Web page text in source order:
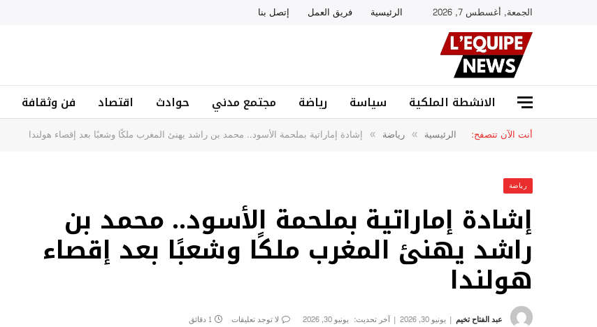
الجمعة, أغسطس 7, 2026 الرئيسية فريق العمل إتصل بنا
الانشطة الملكية سياسة رياضة مجتمع مدني حوادث اقتصاد فن وثقافة
أنت الآن تتصفح: الرئيسية » رياضة » إشادة إماراتية بملحمة الأسود.. محمد بن راشد يهنئ المغرب ملكًا وشعبًا بعد إقصاء هولندا
رياضة
إشادة إماراتية بملحمة الأسود.. محمد بن
راشد يهنئ المغرب ملكًا وشعبًا بعد إقصاء
هولندا
عبد الفتاح تخيم يونيو 30, 2026 آخر تحديث: يونيو 30, 2026 لا توجد تعليقات 1 دقائق